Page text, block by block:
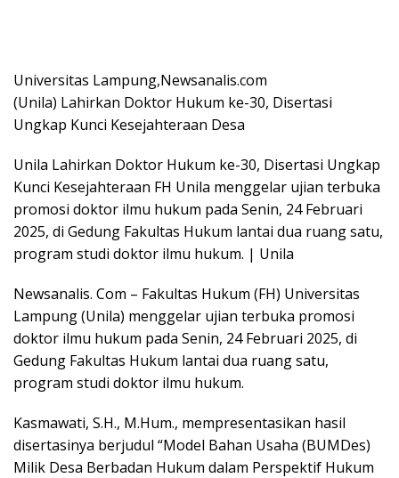
Universitas Lampung,Newsanalis.com
(Unila) Lahirkan Doktor Hukum ke-30, Disertasi
Ungkap Kunci Kesejahteraan Desa
Unila Lahirkan Doktor Hukum ke-30, Disertasi Ungkap
Kunci Kesejahteraan FH Unila menggelar ujian terbuka
promosi doktor ilmu hukum pada Senin, 24 Februari
2025, di Gedung Fakultas Hukum lantai dua ruang satu,
program studi doktor ilmu hukum. | Unila
Newsanalis. Com – Fakultas Hukum (FH) Universitas
Lampung (Unila) menggelar ujian terbuka promosi
doktor ilmu hukum pada Senin, 24 Februari 2025, di
Gedung Fakultas Hukum lantai dua ruang satu,
program studi doktor ilmu hukum.
Kasmawati, S.H., M.Hum., mempresentasikan hasil
disertasinya berjudul “Model Bahan Usaha (BUMDes)
Milik Desa Berbadan Hukum dalam Perspektif Hukum